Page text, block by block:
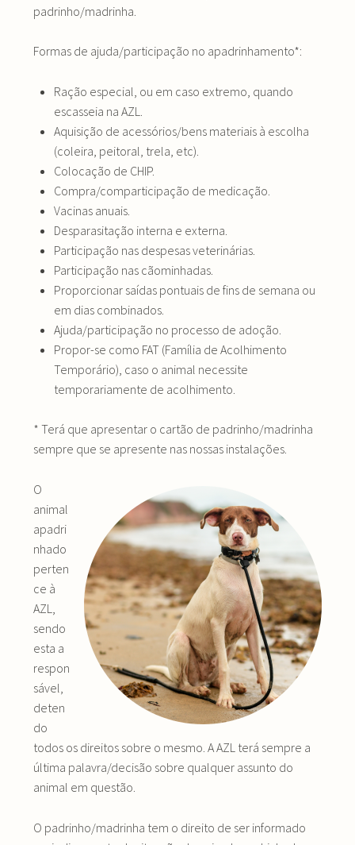
padrinho/madrinha.
Formas de ajuda/participação no apadrinhamento*:
Ração especial, ou em caso extremo, quando
escasseia na AZL.
Aquisição de acessórios/bens materiais à escolha
(coleira, peitoral, trela, etc).
Colocação de CHIP.
Compra/comparticipação de medicação.
Vacinas anuais.
Desparasitação interna e externa.
Participação nas despesas veterinárias.
Participação nas cãominhadas.
Proporcionar saídas pontuais de fins de semana ou
em dias combinados.
Ajuda/participação no processo de adoção.
Propor-se como FAT (Família de Acolhimento
Temporário), caso o animal necessite
temporariamente de acolhimento.
* Terá que apresentar o cartão de padrinho/madrinha
sempre que se apresente nas nossas instalações.
O
animal
apadri
nhado
perten
ce à
AZL,
sendo
esta a
respon
sável,
deten
do
todos os direitos sobre o mesmo. A AZL terá sempre a
última palavra/decisão sobre qualquer assunto do
animal em questão.
O padrinho/madrinha tem o direito de ser informado